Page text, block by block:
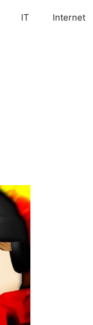
IT Internet